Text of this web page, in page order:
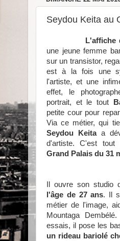
Seydou Keita au
L'affiche
une jeune femme
sur un transistor,
est à la fois une
l'artiste, et une
effet, le
portrait, et le tout
petite cour pour
Via ce métier, qui
Seydou Keitaa
d'artiste. C'est
Grand Palais du 31
Il ouvre son studio
l'âge de 27 ans. Il
métier de l'image,
Mountaga
essais, il pose les
un rideau bariolé